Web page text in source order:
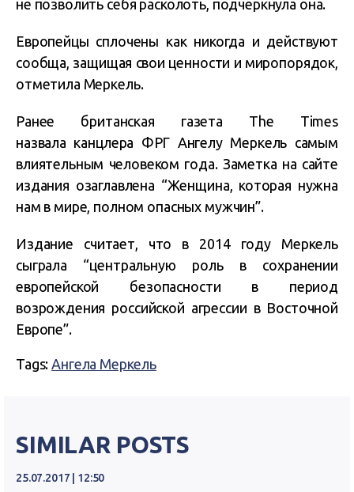
не позволить себя расколоть, подчеркнула она.
Европейцы сплочены как никогда и действуют
сообща, защищая свои ценности и миропорядок,
отметила Меркель.
Ранее британская газета The Times
назвала канцлера ФРГ Ангелу Меркель самым
влиятельным человеком года. Заметка на сайте
издания озаглавлена “Женщина, которая нужна
нам в мире, полном опасных мужчин”.
Издание считает, что в 2014 году Меркель
сыграла “центральную роль в сохранении
европейской безопасности в период
возрождения российской агрессии в Восточной
Европе”.
Tags:Ангела Меркель
SIMILAR POSTS
25.07.2017 | 12:50